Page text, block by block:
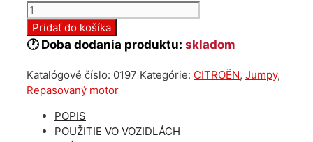
množstvo
Repasovaný
motor
Citroen
Jumpy
2.0
BlueHDI
Pridať do košíka
🕐 Doba dodania produktu: skladom
Katalógové číslo: 0197 Kategórie: CITROËN, Jumpy,
Repasovaný motor
POPIS
POUŽITIE VO VOZIDLÁCH